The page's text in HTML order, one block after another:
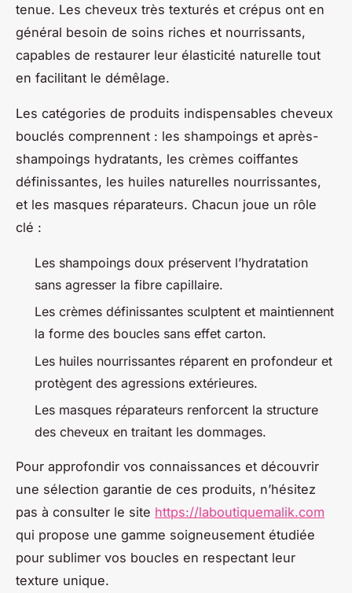
tenue. Les cheveux très texturés et crépus ont en
général besoin de soins riches et nourrissants,
capables de restaurer leur élasticité naturelle tout
en facilitant le démêlage.
Les catégories de produits indispensables cheveux
bouclés comprennent : les shampoings et après-
shampoings hydratants, les crèmes coiffantes
définissantes, les huiles naturelles nourrissantes,
et les masques réparateurs. Chacun joue un rôle
clé :
Les shampoings doux préservent l’hydratation
sans agresser la fibre capillaire.
Les crèmes définissantes sculptent et maintiennent
la forme des boucles sans effet carton.
Les huiles nourrissantes réparent en profondeur et
protègent des agressions extérieures.
Les masques réparateurs renforcent la structure
des cheveux en traitant les dommages.
Pour approfondir vos connaissances et découvrir
une sélection garantie de ces produits, n’hésitez
pas à consulter le site https://laboutiquemalik.com
qui propose une gamme soigneusement étudiée
pour sublimer vos boucles en respectant leur
texture unique.